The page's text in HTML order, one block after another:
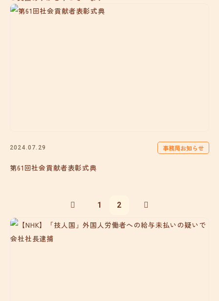
2024.07.29 事務局お知らせ
第61回社会貢献者表彰式典
1 2